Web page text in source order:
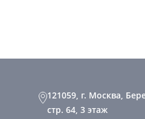
121059, г. Москва,
стр. 64, 3 этаж